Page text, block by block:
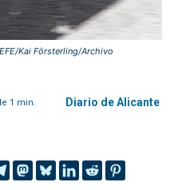
Kai Försterling/Archivo
1 min. Diario de Alicante